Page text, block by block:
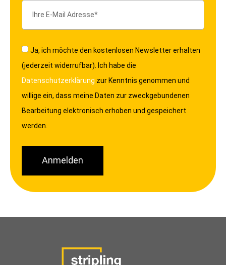
Ja, ich möchte den kostenlosen Newsletter erhalten
(jederzeit widerrufbar). Ich habe die
Datenschutzerklärung zur Kenntnis genommen und
willige ein, dass meine Daten zur zweckgebundenen
Bearbeitung elektronisch erhoben und gespeichert
werden.
Anmelden